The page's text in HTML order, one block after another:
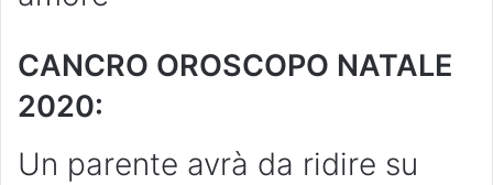
CANCRO OROSCOPO NATALE
2020:
Un parente avrà da ridire su